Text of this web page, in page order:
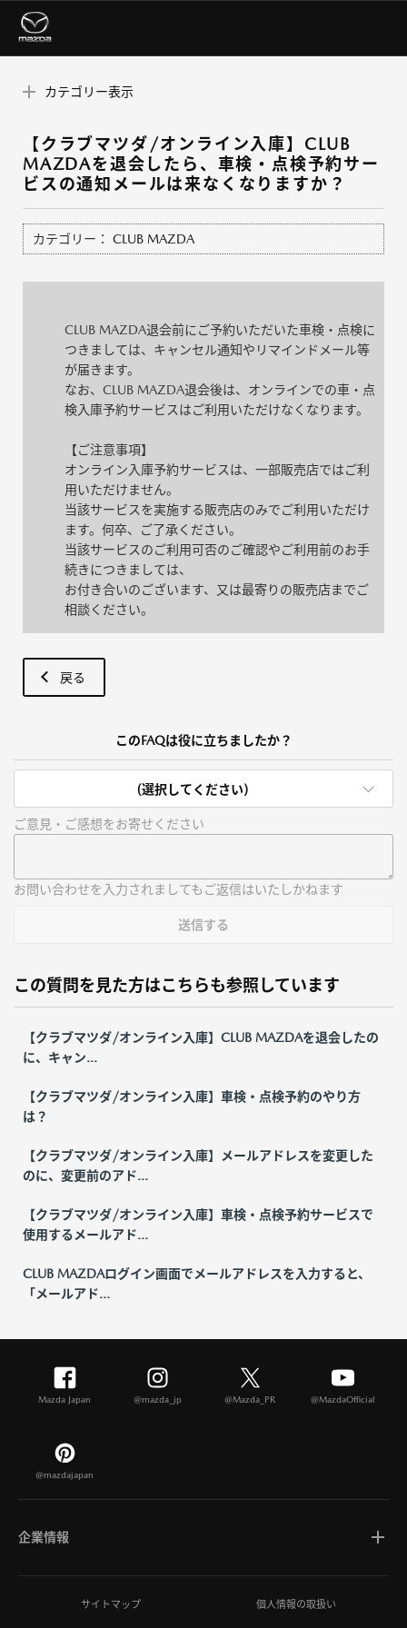
カテゴリー表示
【クラブマツダ/オンライン入庫】CLUB
MAZDAを退会したら、車検・点検予約サー
ビスの通知メールは来なくなりますか？
カテゴリー： CLUB MAZDA
CLUB MAZDA退会前にご予約いただいた車検・点検に
つきましては、キャンセル通知やリマインドメール等
が届きます。
なお、CLUB MAZDA退会後は、オンラインでの車・点
検入庫予約サービスはご利用いただけなくなります。
【ご注意事項】
オンライン入庫予約サービスは、一部販売店ではご利
用いただけません。
当該サービスを実施する販売店のみでご利用いただけ
ます。何卒、ご了承ください。
当該サービスのご利用可否のご確認やご利用前のお手
続きにつきましては、
お付き合いのございます、又は最寄りの販売店までご
相談ください。
戻る
このFAQは役に立ちましたか？
(選択してください)
ご意見・ご感想をお寄せください
お問い合わせを入力されましてもご返信はいたしかねます
送信する
この質問を見た方はこちらも参照しています
【クラブマツダ/オンライン入庫】CLUB MAZDAを退会したの
に、キャン...
【クラブマツダ/オンライン入庫】車検・点検予約のやり方
は？
【クラブマツダ/オンライン入庫】メールアドレスを変更した
のに、変更前のアド...
【クラブマツダ/オンライン入庫】車検・点検予約サービスで
使用するメールアド...
CLUB MAZDAログイン画面でメールアドレスを入力すると、
「メールアド...
Mazda Japan @mazda_jp @Mazda_PR @MazdaOfficial
@mazdajapan
企業情報
マツダについてサイトマップ 個人情報の取扱い